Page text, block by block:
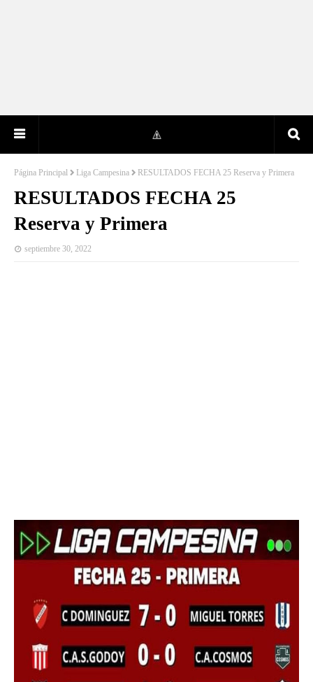
Página Principal Liga Campesina RESULTADOS FECHA 25 Reserva y Primera
RESULTADOS FECHA 25
Reserva y Primera
septiembre 30, 2022